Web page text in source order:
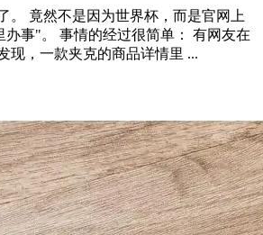
。 竟然不是因为世界杯，而是官网上
事"。 事情的经过很简单： 有网友在
现，一款夹克的商品详情里 ...